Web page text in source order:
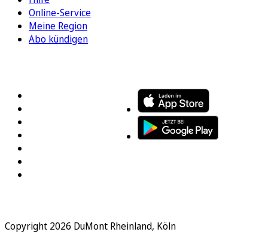
Online-Service
Meine Region
Abo kündigen
Copyright 2026 DuMont Rheinland, Köln